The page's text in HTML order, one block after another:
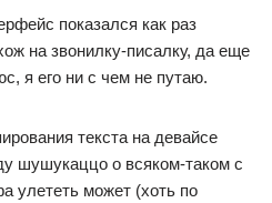
показался как раз
на звонилку-писалку, да еще
я его ни с чем не путаю.
текста на девайсе
шушукаццо о всяком-таком с
улететь может (хоть по